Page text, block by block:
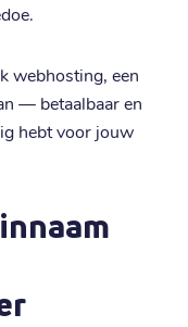
webhosting, een
— betaalbaar en
hebt voor jouw